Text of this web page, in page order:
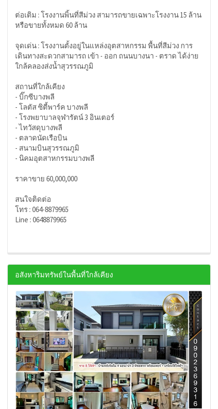
ต่อเติม : โรงงานพิ้นที่สีม่วง สามารถขายเฉพาะโรงงาน 15 ล้าน
หรือขายทั้งหมด 60 ล้าน
จุดเด่น : โรงงานตั้งอยู่ในแหล่งอุตสาหกรรม พื้นที่สีม่วง การ
เดินทางสะดวกสามารถ เข้า - ออก ถนนบางนา - ตราด ได้ง่าย
ใกล้คลองส่งน้ำสุวรรณภูมิ
สถานที่ใกล้เคียง
- บิ๊กซีบางพลี
- โลตัส ซิตี้พาร์ค บางพลี
- โรงพยาบาลจุฬารัตน์ 3 อินเตอร์
- ไทวัสดุบางพลี
- ตลาดนัดเรือบิน
- สนามบินสุวรรณภูมิ
- นิคมอุตสาหกรรมบางพลี
ราคาขาย 60,000,000
สนใจติดต่อ
โทร : 064-8879965
Line : 0648879965
อสังหาริมทรัพย์ในพื้นที่ใกล้เคียง